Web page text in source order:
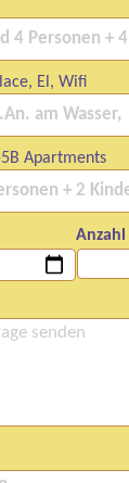
El, Wifi
Apartments